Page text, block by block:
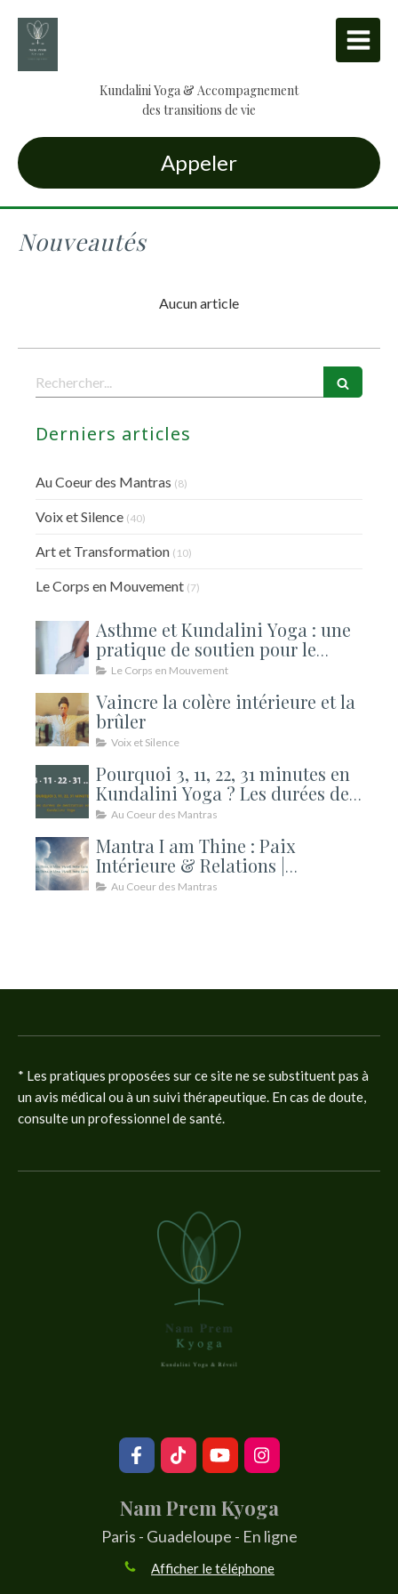
Kundalini Yoga & Accompagnement
des transitions de vie
Appeler
Nouveautés
Aucun article
Rechercher
Derniers articles
Au Coeur des Mantras (8)
Voix et Silence (40)
Art et Transformation (10)
Le Corps en Mouvement (7)
Asthme et Kundalini Yoga : une
pratique de soutien pour le
souffle
Le Corps en Mouvement
Vaincre la colère intérieure et la
brûler
Voix et Silence
Pourquoi 3, 11, 22, 31 minutes en
Kundalini Yoga ? Les durées de
méditation expliquées
Au Coeur des Mantras
Mantra I am Thine : Paix
Intérieure & Relations |
Kundalini
Au Coeur des Mantras
* Les pratiques proposées sur ce site ne se substituent pas à
un avis médical ou à un suivi thérapeutique. En cas de doute,
consulte un professionnel de santé.
Nam Prem Kyoga
Paris - Guadeloupe - En ligne
Afficher le téléphone